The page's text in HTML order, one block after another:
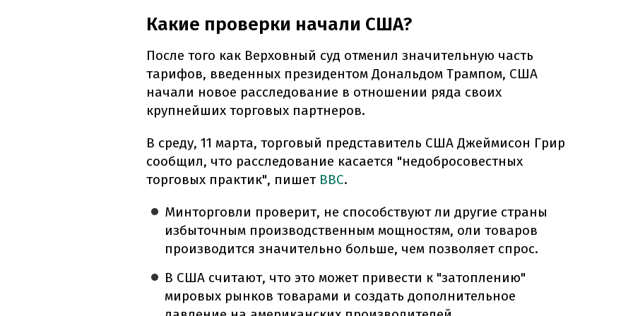
Какие проверки начали США?
После того как Верховный суд отменил значительную часть
тарифов, введенных президентом Дональдом Трампом, США
начали новое расследование в отношении ряда своих
крупнейших торговых партнеров.
В среду, 11 марта, торговый представитель США Джеймисон Грир
сообщил, что расследование касается "недобросовестных
торговых практик", пишетВВС.
Минторговли проверит, не способствуют ли другие страны
избыточным производственным мощностям, оли товаров
производится значительно больше, чем позволяет спрос.
В США считают, что это может привести к "затоплению"
мировых рынков товарами и создать дополнительное